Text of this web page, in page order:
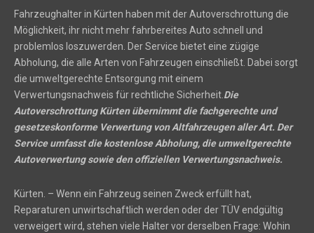
Fahrzeughalter in Kürten haben mit der Autoverschrottung die
Möglichkeit, ihr nicht mehr fahrbereites Auto schnell und
problemlos loszuwerden. Der Service bietet eine zügige
Abholung, die alle Arten von Fahrzeugen einschließt. Dabei sorgt
die umweltgerechte Entsorgung mit einem
Verwertungsnachweis für rechtliche Sicherheit. Die
Autoverschrottung Kürten übernimmt die fachgerechte und
gesetzeskonforme Verwertung von Altfahrzeugen aller Art. Der
Service umfasst die kostenlose Abholung, die umweltgerechte
Autoverwertung sowie den offiziellen Verwertungsnachweis.
Kürten. – Wenn ein Fahrzeug seinen Zweck erfüllt hat,
Reparaturen unwirtschaftlich werden oder der TÜV endgültig
verweigert wird, stehen viele Halter vor derselben Frage: Wohin